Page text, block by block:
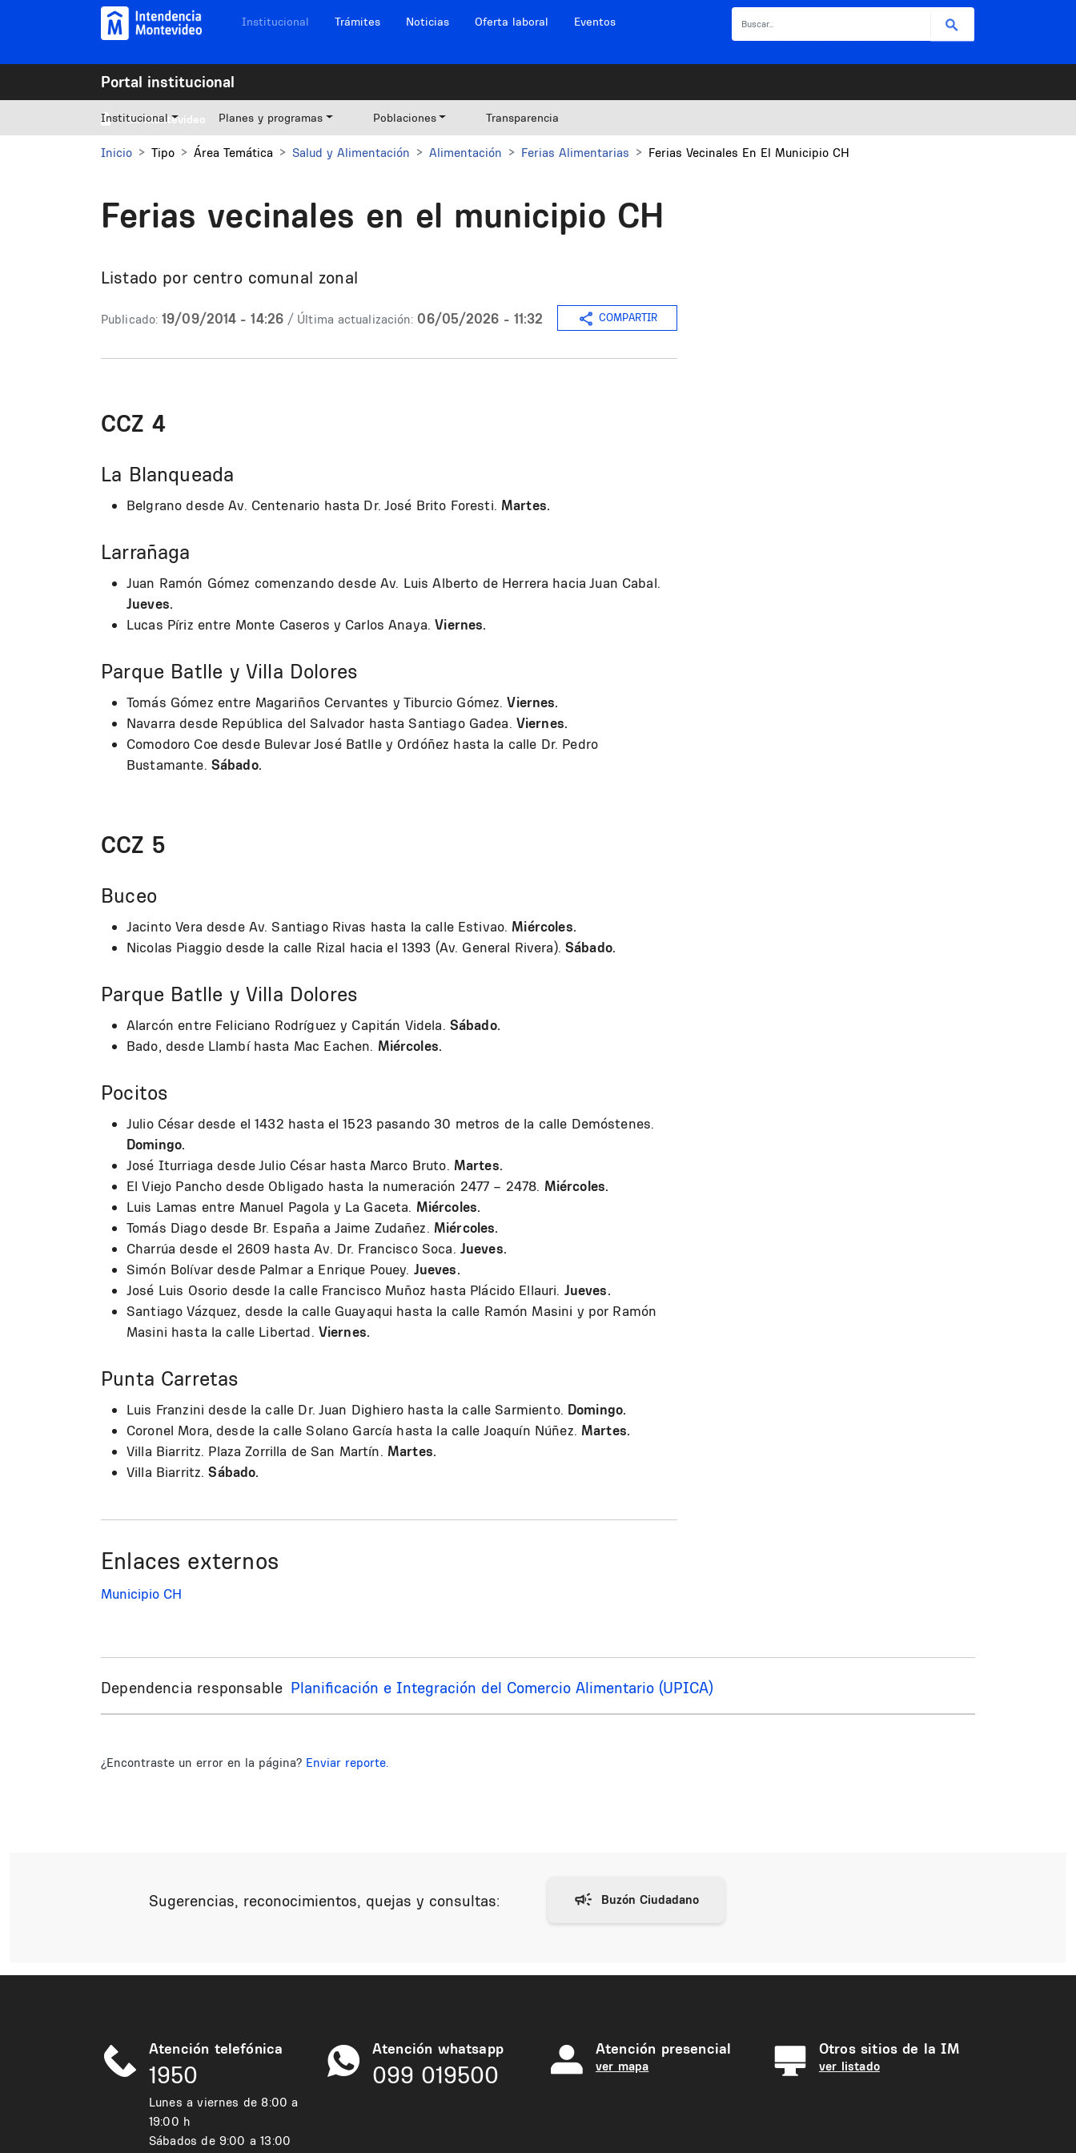
Pasar al contenido principal Navegación sitios
Institucional Trámites Noticias Oferta laboral Eventos
Portal institucional
Mi Montevideo
Institucional Planes y programas Poblaciones Transparencia
Inicio Tipo Área Temática Salud y Alimentación Alimentación Ferias Alimentarias Ferias Vecinales En El Municipio CH
Ferias vecinales en el municipio CH
Listado por centro comunal zonal
Publicado: 19/09/2014 - 14:26 / Última actualización: 06/05/2026 - 11:32 COMPARTIR
CCZ 4
La Blanqueada
Belgrano desde Av. Centenario hasta Dr. José Brito Foresti. Martes.
Larrañaga
Juan Ramón Gómez comenzando desde Av. Luis Alberto de Herrera hacia Juan Cabal.
Jueves.
Lucas Píriz entre Monte Caseros y Carlos Anaya.Viernes.
Parque Batlle y Villa Dolores
Tomás Gómez entre Magariños Cervantes y Tiburcio Gómez.Viernes.
Navarra desde República del Salvador hasta Santiago Gadea. Viernes.
Comodoro Coe desde Bulevar José Batlle y Ordóñez hasta la calle Dr. Pedro
Bustamante. Sábado.
CCZ 5
Buceo
Jacinto Vera desde Av. Santiago Rivas hasta la calle Estivao. Miércoles.
Nicolas Piaggio desde la calle Rizal hacia el 1393 (Av. General Rivera). Sábado.
Parque Batlle y Villa Dolores
Alarcón entre Feliciano Rodríguez y Capitán Videla. Sábado.
Bado, desde Llambí hasta Mac Eachen. Miércoles.
Pocitos
Julio César desde el 1432 hasta el 1523 pasando 30 metros de la calle Demóstenes.
Domingo.
José Iturriaga desde Julio César hasta Marco Bruto. Martes.
El Viejo Pancho desde Obligado hasta la numeración 2477 – 2478. Miércoles.
Luis Lamas entre Manuel Pagola y La Gaceta. Miércoles.
Tomás Diago desde Br. España a Jaime Zudañez. Miércoles.
Charrúa desde el 2609 hasta Av. Dr. Francisco Soca. Jueves.
Simón Bolívar desde Palmar a Enrique Pouey. Jueves.
José Luis Osorio desde la calle Francisco Muñoz hasta Plácido Ellauri. Jueves.
Santiago Vázquez, desde la calle Guayaqui hasta la calle Ramón Masini y por Ramón
Masini hasta la calle Libertad. Viernes.
Punta Carretas
Luis Franzini desde la calle Dr. Juan Dighiero hasta la calle Sarmiento. Domingo.
Coronel Mora, desde la calle Solano García hasta la calle Joaquín Núñez. Martes.
Villa Biarritz. Plaza Zorrilla de San Martín. Martes.
Villa Biarritz.Sábado.
Enlaces externos
Municipio CH
Dependencia responsable Planificación e Integración del Comercio Alimentario (UPICA)
¿Encontraste un error en la página? Enviar reporte.
Sugerencias, reconocimientos, quejas y consultas:
Atención telefónica
1950
Lunes a viernes de 8:00 a
19:00 h
Sábados de 9:00 a 13:00
Atención whatsapp
099 019500
Atención presencial
ver mapa
Otros sitios de la IM
ver listado